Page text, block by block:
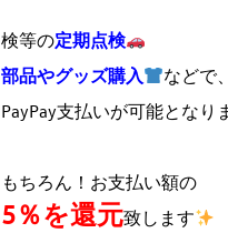
検等の定期点検
部品やグッズ購入
などで
PayPay支払いが可能となり
もちろん！お支払い額の
5％を還元致します